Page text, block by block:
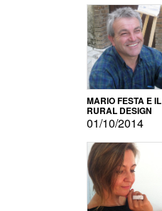
MARIO FESTA E IL
RURAL DESIGN
01/10/2014